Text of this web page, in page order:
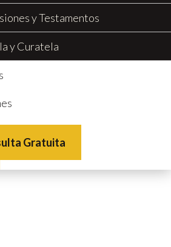
y Testamentos
y Curatela
Gratuita